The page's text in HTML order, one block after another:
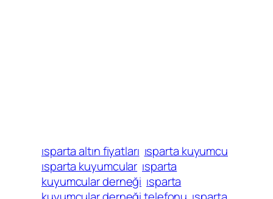
ısparta altın fiyatları ısparta kuyumcu
ısparta kuyumcular ısparta
kuyumcular derneği ısparta